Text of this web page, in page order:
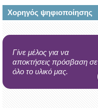
Χορηγός ψηφιοποίησης
Γίνε μέλος για να
αποκτήσεις πρόσβαση σε
όλο το υλικό μας.